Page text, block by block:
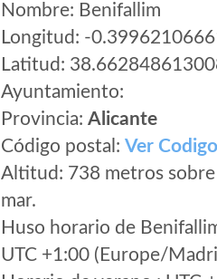
Nombre: Benifallim
Longitud: -
Latitud:
Ayuntamiento:
Provincia: Alicante
Código postal: Ver
Altitud: 738 metros sobre
mar.
Huso horario de
UTC +1:00 (Europe/